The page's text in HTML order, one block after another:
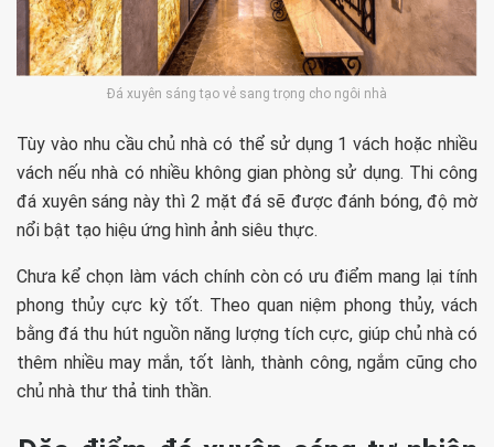
Đá xuyên sáng tạo vẻ sang trọng cho ngôi nhà
Tùy vào nhu cầu chủ nhà có thể sử dụng 1 vách hoặc nhiều
vách nếu nhà có nhiều không gian phòng sử dụng. Thi công
đá xuyên sáng này thì 2 mặt đá sẽ được đánh bóng, độ mờ
nổi bật tạo hiệu ứng hình ảnh siêu thực.
Chưa kể chọn làm vách chính còn có ưu điểm mang lại tính
phong thủy cực kỳ tốt. Theo quan niệm phong thủy, vách
bằng đá thu hút nguồn năng lượng tích cực, giúp chủ nhà có
thêm nhiều may mắn, tốt lành, thành công, ngắm cũng cho
chủ nhà thư thả tinh thần.